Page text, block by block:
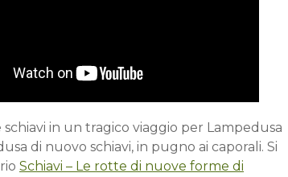
in un tragico viaggio per Lampedusa
di nuovo schiavi, in pugno ai caporali. Si
Schiavi – Le rotte di nuove forme di